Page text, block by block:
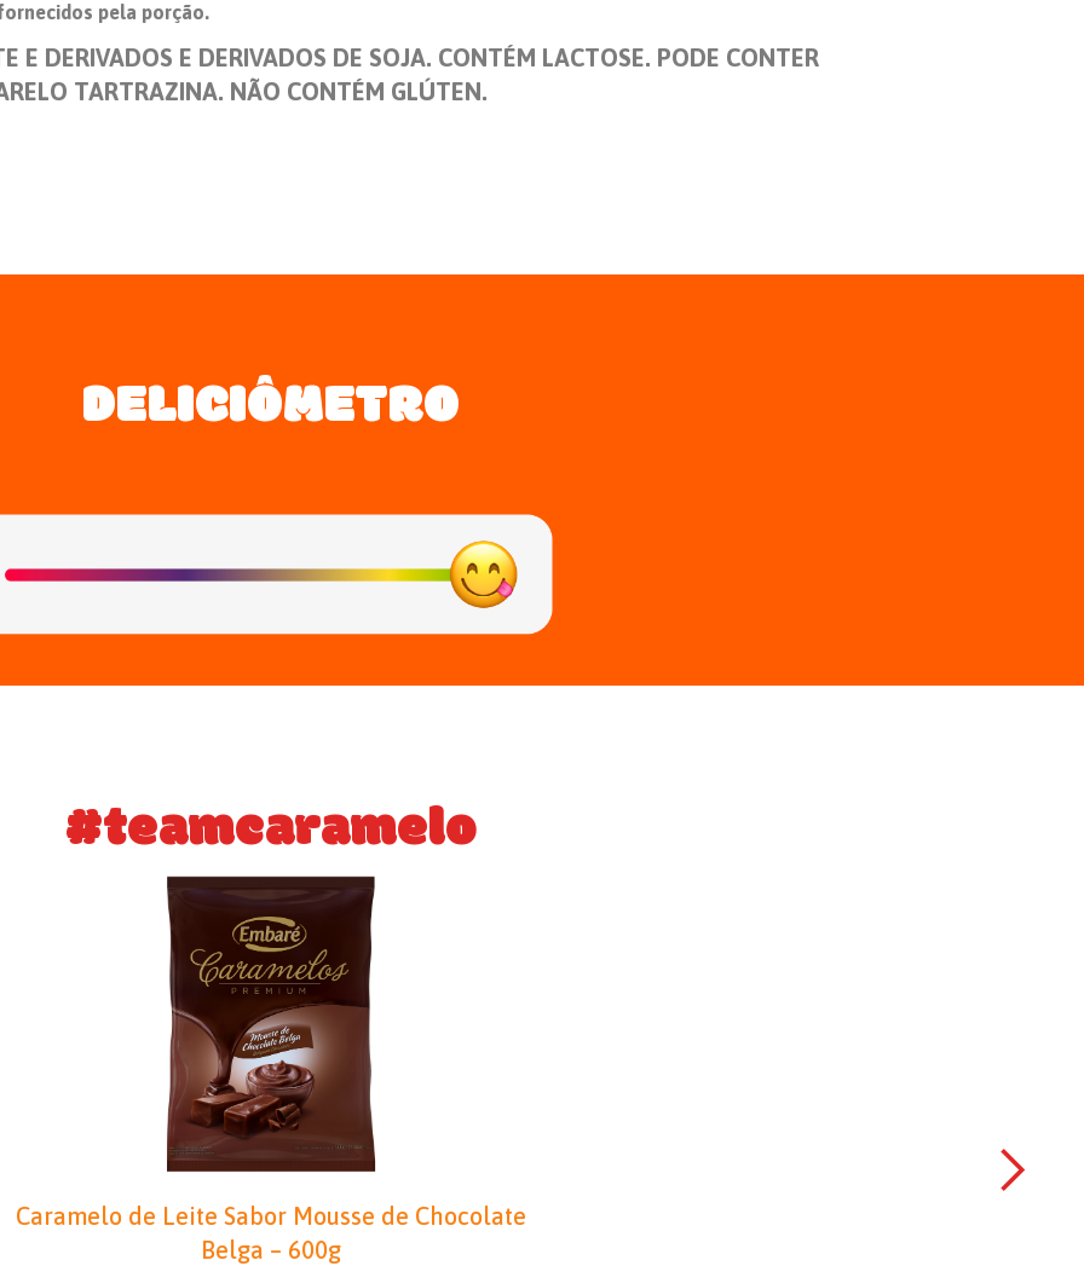
pela porção.
E DERIVADOS E DERIVADOS DE SOJA. CONTÉM LACTOSE. PODE CONTER
TARTRAZINA. NÃO CONTÉM GLÚTEN.
DELICIÔMETRO
#teamcaramelo
Caramelo Iogurte Sabores Framboesa, Maçã
Verde, Morango, Tangerina e Uva – 660g